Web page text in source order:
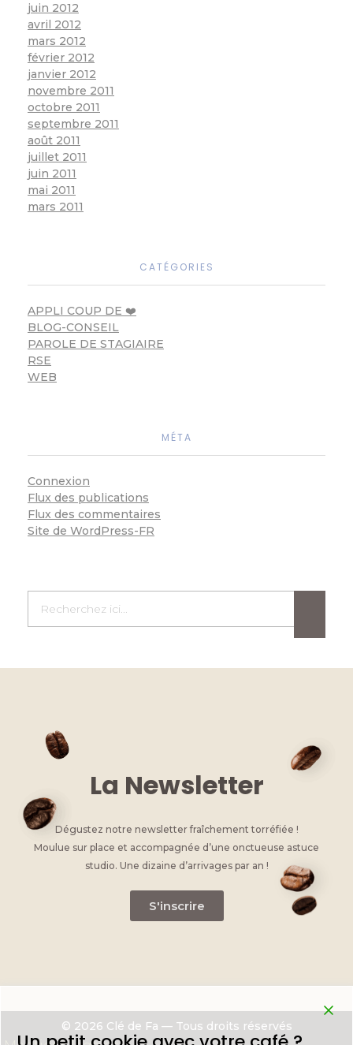
juin 2012
avril 2012
mars 2012
février 2012
janvier 2012
novembre 2011
octobre 2011
septembre 2011
août 2011
juillet 2011
juin 2011
mai 2011
mars 2011
CATÉGORIES
APPLI COUP DE ❤️
BLOG-CONSEIL
PAROLE DE STAGIAIRE
RSE
WEB
MÉTA
Connexion
Flux des publications
Flux des commentaires
Site de WordPress-FR
La Newsletter
Dégustez notre newsletter fraîchement torréfiée !
Moulue sur place et accompagnée d’une onctueuse astuce
studio. Une dizaine d’arrivages par an !
S'inscrire
© 2026 Clé de Fa — Tous droits réservés